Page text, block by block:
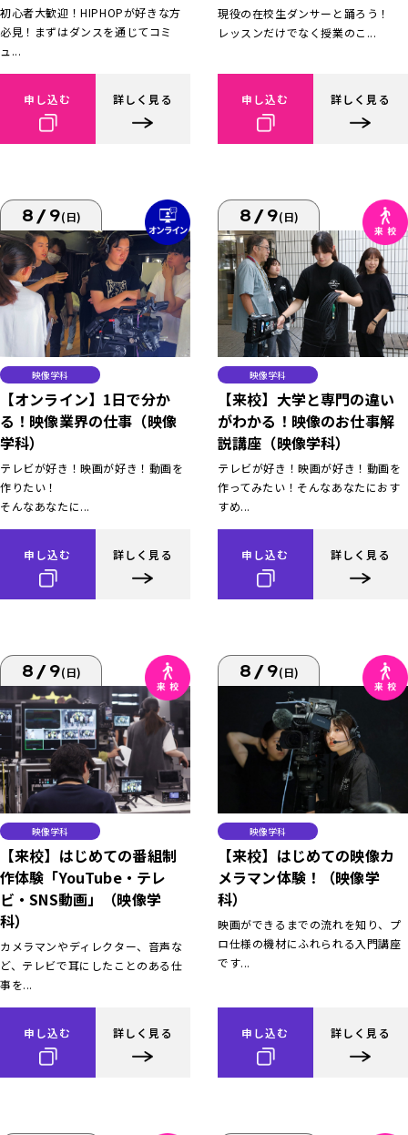
初心者大歓迎！HIPHOPが好きな方
必見！まずはダンスを通じてコミ
ュ...
申し込む 詳しく見る
現役の在校生ダンサーと踊ろう！
レッスンだけでなく授業のこ...
申し込む 詳しく見る
8/9(日)
映像学科
【オンライン】1日で分か
る！映像業界の仕事（映像
学科）
テレビが好き！映画が好き！動画を
作りたい！
そんなあなたに...
申し込む 詳しく見る
8/9(日)
映像学科
【来校】大学と専門の違い
がわかる！映像のお仕事解
説講座（映像学科）
テレビが好き！映画が好き！動画を
作ってみたい！そんなあなたにおす
すめ...
申し込む 詳しく見る
8/9(日)
映像学科
【来校】はじめての番組制
作体験「YouTube・テレ
ビ・SNS動画」（映像学
科）
カメラマンやディレクター、音声な
ど、テレビで耳にしたことのある仕
事を...
申し込む 詳しく見る
8/9(日)
映像学科
【来校】はじめての映像カ
メラマン体験！（映像学
科）
映画ができるまでの流れを知り、プ
ロ仕様の機材にふれられる入門講座
です...
申し込む 詳しく見る